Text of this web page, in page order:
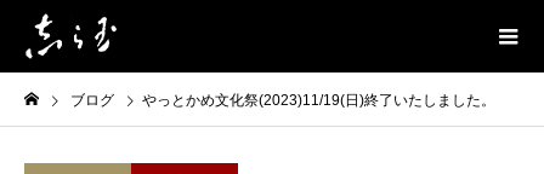
ブログ やっとかめ文化祭(2023)11/19(日)終了いたしました。